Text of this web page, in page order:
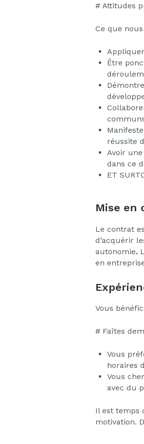
# Attitudes
Ce que
Être
réussite
Avoir
dans ce
ET
Mise en
Le contrat
d’acquérir
autonomie.
en
Vous
# Faîtes
Vous
horaires
Vous
avec du
Il est temps
motivation.